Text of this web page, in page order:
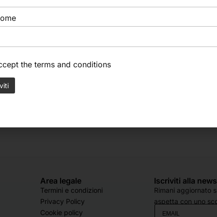
Area legale
Termini e condizioni
Privacy Policy
Cookie policy
Iscriviti alla
Rimani aggiornato
aspetta con uno
the terms and conditions